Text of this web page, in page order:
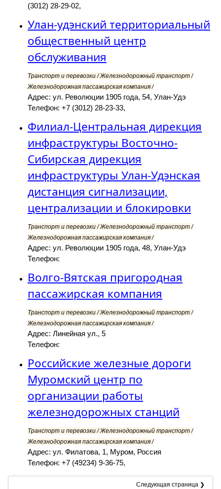
(3012) 28-29-02,
Улан-удэнский территориальный
общественный центр
обслуживания
Транспорт и перевозки / Железнодорожный транспорт /
Железнодорожная пассажирская компания /
Адрес: ул. Революции 1905 года, 54, Улан-Удэ
Телефон: +7 (3012) 28-23-33,
Филиал-Центральная дирекция
инфраструктуры Восточно-
Сибирская дирекция
инфраструктуры Улан-Удэнская
дистанция сигнализации,
централизации и блокировки
Транспорт и перевозки / Железнодорожный транспорт /
Железнодорожная пассажирская компания /
Адрес: ул. Революции 1905 года, 48, Улан-Удэ
Телефон:
Волго-Вятская пригородная
пассажирская компания
Транспорт и перевозки / Железнодорожный транспорт /
Железнодорожная пассажирская компания /
Адрес: Линейная ул., 5
Телефон:
Российские железные дороги
Муромский центр по
организации работы
железнодорожных станций
Транспорт и перевозки / Железнодорожный транспорт /
Железнодорожная пассажирская компания /
Адрес: ул. Филатова, 1, Муром, Россия
Телефон: +7 (49234) 9-36-75,
Следующая страница ❯